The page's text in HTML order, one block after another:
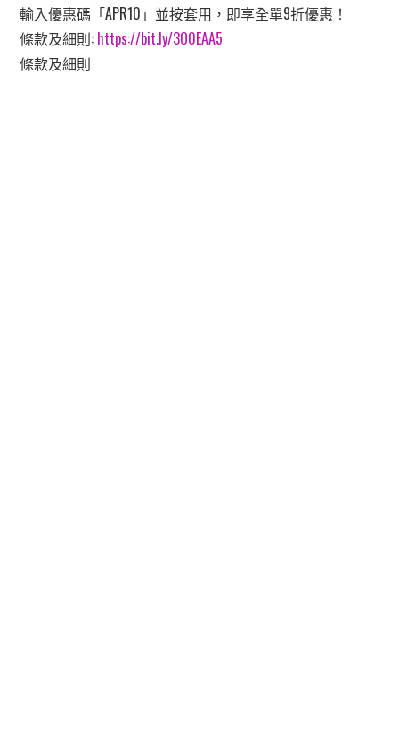
輸入優惠碼「APR10」並按套用，即享全單9折優惠！
條款及細則: https://bit.ly/3O0EAA5
條款及細則